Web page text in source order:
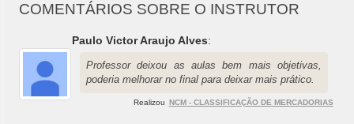
COMENTÁRIOS SOBRE O INSTRUTOR
Paulo Victor Araujo Alves:
Professor deixou as aulas bem mais objetivas,
poderia melhorar no final para deixar mais prático.
Realizou NCM - CLASSIFICAÇÃO DE MERCADORIAS